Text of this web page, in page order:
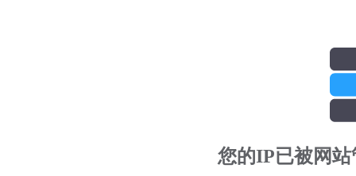
您的IP已被网